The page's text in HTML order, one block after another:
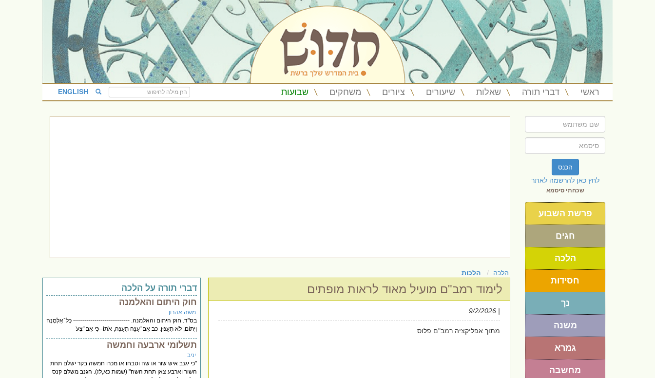
ראשי דברי תורה שאלות שיעורים ציורים משחקים שבועות ENGLISH
הכנס
לחץ כאן להרשמה לאתר
שכחתי סיסמא
פרשת השבוע
חגים
הלכה
חסידות
נך
משנה
גמרא
מחשבה
הלכה הלכות
לימוד רמב"ם מועיל מאוד לראות מופתים
| 9/2/2026
מתוך אפליקציה רמב"ם פלוס
דברי תורה על הלכה
חוק היתום והאלמנה
משה אהרון
בס"ד. חוק היתום והאלמנה. ----------------------------- כָּל־אַלְמָנָה
וְיָתוֹם, לֹא תְעַנּוּן. כב אִם־עַנֵּה תְעַנֶּה, אֹתוֹ--כִּי אִם־צָעֹ
תשלומי ארבעה וחמשה
יניב
"כי יגנב איש שור או שה וטבחו או מכרו חמשה בקר ישלם תחת
השור וארבע צאן תחת השה" (שמות כא,לז). הגנב משלם קנס